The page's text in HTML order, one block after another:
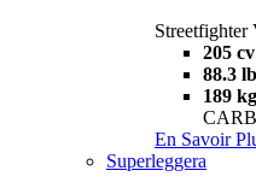
Streetfighter
205 cv
88.3
189
En Savoir
Superleggera